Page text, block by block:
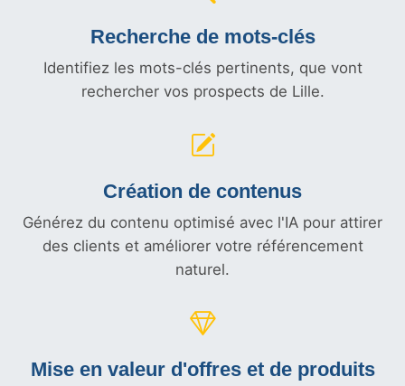
Recherche de mots-clés
Identifiez les mots-clés pertinents, que vont
rechercher vos prospects de Lille.
Création de contenus
Générez du contenu optimisé avec l'IA pour attirer
des clients et améliorer votre référencement
naturel.
Mise en valeur d'offres et de produits